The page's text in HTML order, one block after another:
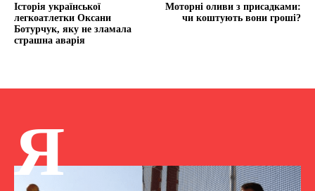
Історія української
легкоатлетки Оксани
Ботурчук, яку не зламала
страшна аварія
Моторні оливи з присадками:
чи коштують вони гроші?
Я